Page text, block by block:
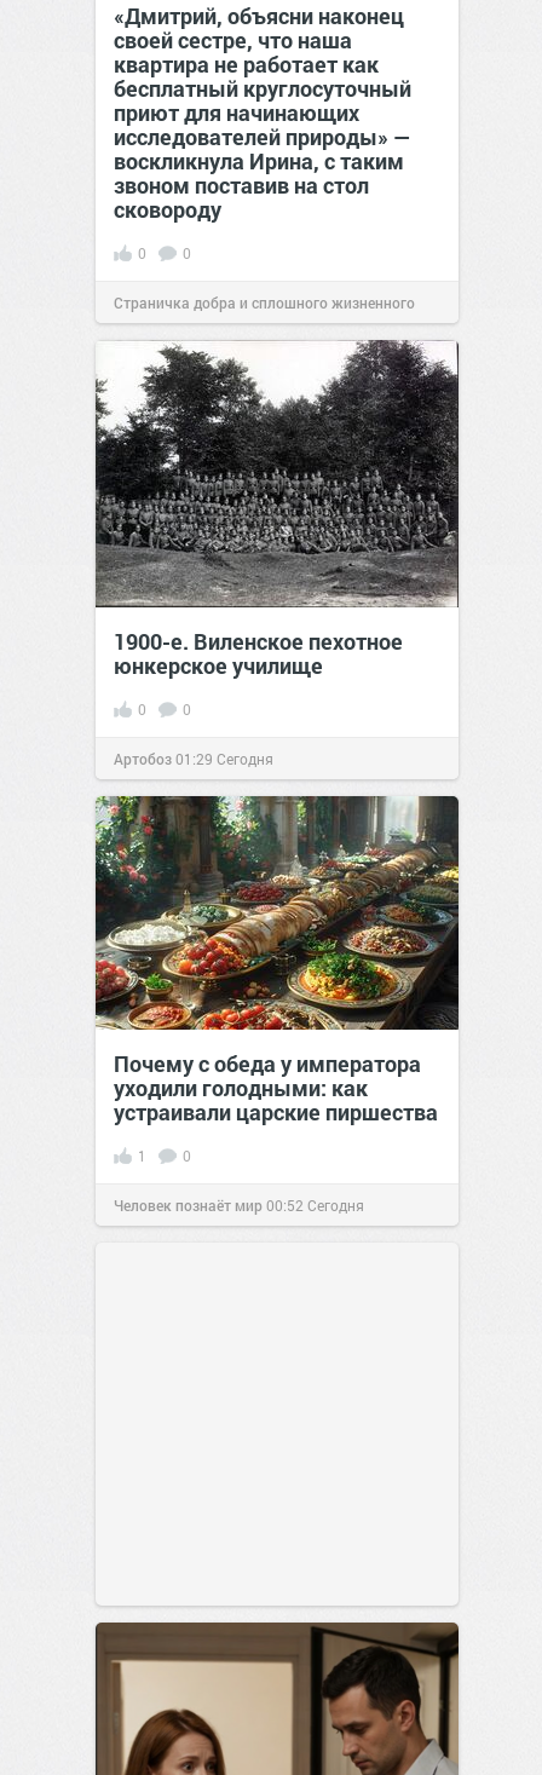
«Дмитрий, объясни наконец
своей сестре, что наша
квартира не работает как
бесплатный круглосуточный
приют для начинающих
исследователей природы» —
воскликнула Ирина, с таким
звоном поставив на стол
сковороду
0 0
Страничка добра и сплошного жизненного
позитива!00:28Сегодня
1900-е. Виленское пехотное
юнкерское училище
0 0
Артобоз01:29 Сегодня
Почему с обеда у императора
уходили голодными: как
устраивали царские пиршества
1 0
Человек познаёт мир00:52 Сегодня